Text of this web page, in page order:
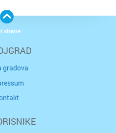
gradova
strane